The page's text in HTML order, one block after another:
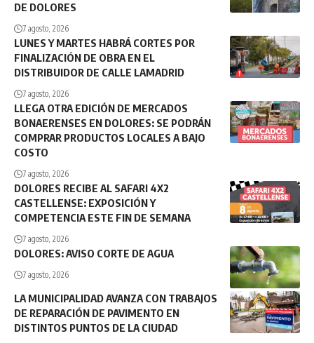
DE DOLORES
7 agosto, 2026
LUNES Y MARTES HABRÁ CORTES POR
FINALIZACIÓN DE OBRA EN EL
DISTRIBUIDOR DE CALLE LAMADRID
7 agosto, 2026
LLEGA OTRA EDICIÓN DE MERCADOS
BONAERENSES EN DOLORES: SE PODRÁN
COMPRAR PRODUCTOS LOCALES A BAJO
COSTO
7 agosto, 2026
DOLORES RECIBE AL SAFARI 4X2
CASTELLENSE: EXPOSICIÓN Y
COMPETENCIA ESTE FIN DE SEMANA
7 agosto, 2026
DOLORES: AVISO CORTE DE AGUA
7 agosto, 2026
LA MUNICIPALIDAD AVANZA CON TRABAJOS
DE REPARACIÓN DE PAVIMENTO EN
DISTINTOS PUNTOS DE LA CIUDAD